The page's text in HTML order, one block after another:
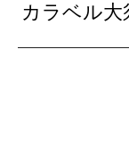
カラベル大